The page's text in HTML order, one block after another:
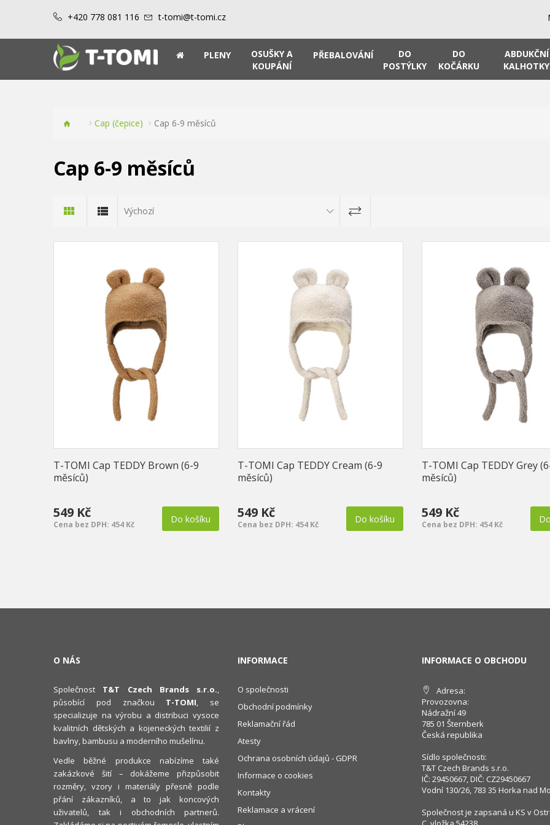
+420 778 081 116 t-tomi@t-tomi.cz
PLENY
OSUŠKY A
KOUPÁNÍ
PŘEBALOVÁNÍ
DO
POSTÝLKY
DO
KOČÁRKU
ABDUKČNÍ
KALHOTKY
Cap (čepice) Cap 6-9 měsíců
Cap 6-9 měsíců
Výchozí
T-TOMI Cap TEDDY Brown (6-9
měsíců)
549 Kč
Cena bez DPH: 454 Kč Do košíku
T-TOMI Cap TEDDY Cream (6-9
měsíců)
549 Kč
Cena bez DPH: 454 Kč Do košíku
T-TOMI Cap TEDDY Grey
měsíců)
549 Kč
Cena bez DPH: 454 Kč
O NÁS
Společnost T&T Czech Brands s.r.o.,
působící pod značkou T-TOMI, se
specializuje na výrobu a distribuci vysoce
kvalitních dětských a kojeneckých textilií z
bavlny, bambusu a moderního mušelínu.
Vedle běžné produkce nabízíme také
zakázkové šití – dokážeme přizpůsobit
rozměry, vzory i materiály přesně podle
přání zákazníků, a to jak koncových
uživatelů, tak i obchodních partnerů.
INFORMACE
O společnosti
Obchodní podmínky
Reklamační řád
Atesty
Ochrana osobních údajů - GDPR
Informace o cookies
Kontakty
Reklamace a vrácení
INFORMACE O OBCHODU
Adresa:
Provozovna:
Nádražní 49
785 01 Šternberk
Česká republika
Sídlo společnosti:
T&T Czech Brands s.r.o.
IČ: 29450667, DIČ: CZ29450667
Vodní 130/26, 783 35 Horka nad
Společnost je zapsaná u KS v